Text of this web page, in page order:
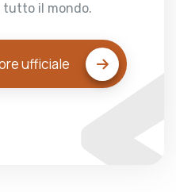
tutto il mondo.
ufficiale